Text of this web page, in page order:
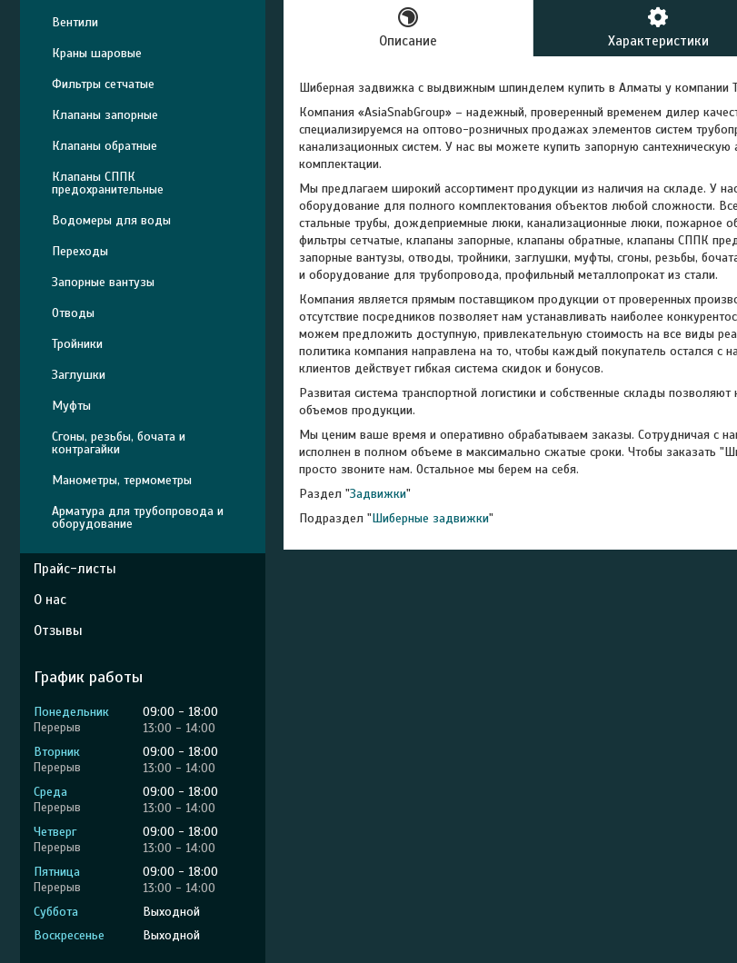
Описание Характеристики
Шиберная задвижка с выдвижным шпинделем купить в Алматы у компании
Компания «AsiaSnabGroup» – надежный, проверенный временем дилер
специализируемся на оптово-розничных продажах элементов систем
канализационных систем. У нас вы можете купить запорную
комплектации.
Мы предлагаем широкий ассортимент продукции из наличия на складе. У
оборудование для полного комплектования объектов любой сложности.
стальные трубы, дождеприемные люки, канализационные люки, пожарное
фильтры сетчатые, клапаны запорные, клапаны обратные, клапаны СППК
запорные вантузы, отводы, тройники, заглушки, муфты, сгоны, резьбы,
и оборудование для трубопровода, профильный металлопрокат из стали.
Компания является прямым поставщиком продукции от проверенных
отсутствие посредников позволяет нам устанавливать наиболее
можем предложить доступную, привлекательную стоимость на все виды
политика компания направлена на то, чтобы каждый покупатель остался с
клиентов действует гибкая система скидок и бонусов.
Развитая система транспортной логистики и собственные склады
объемов продукции.
Мы ценим ваше время и оперативно обрабатываем заказы. Сотрудничая с
исполнен в полном объеме в максимально сжатые сроки. Чтобы заказать
просто звоните нам. Остальное мы берем на себя.
Раздел "Задвижки"
Подраздел "Шиберные задвижки"
Вентили
Краны шаровые
Фильтры сетчатые
Клапаны запорные
Клапаны обратные
Клапаны СППК
предохранительные
Водомеры для воды
Переходы
Запорные вантузы
Отводы
Тройники
Заглушки
Муфты
Сгоны, резьбы, бочата и
контрагайки
Манометры, термометры
Арматура для трубопровода и
оборудование
Прайс-листы
О нас
Отзывы
График работы
Понедельник 09:00
18:00
13:00
14:00
Вторник
09:00
18:00
13:00
14:00
Среда
09:00
18:00
13:00
14:00
Четверг
09:00
18:00
13:00
14:00
Пятница
09:00
18:00
13:00
14:00
Суббота
Выходной
Воскресенье
Выходной